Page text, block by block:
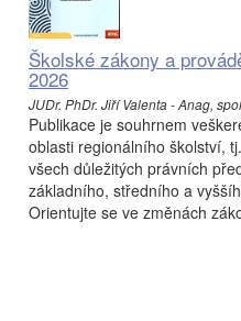
Školské zákony a
2026
JUDr. PhDr. Jiří Valenta - Anag,
Publikace je souhrnem
oblasti regionálního školství,
všech důležitých právních
základního, středního a
Orientujte se ve změnách